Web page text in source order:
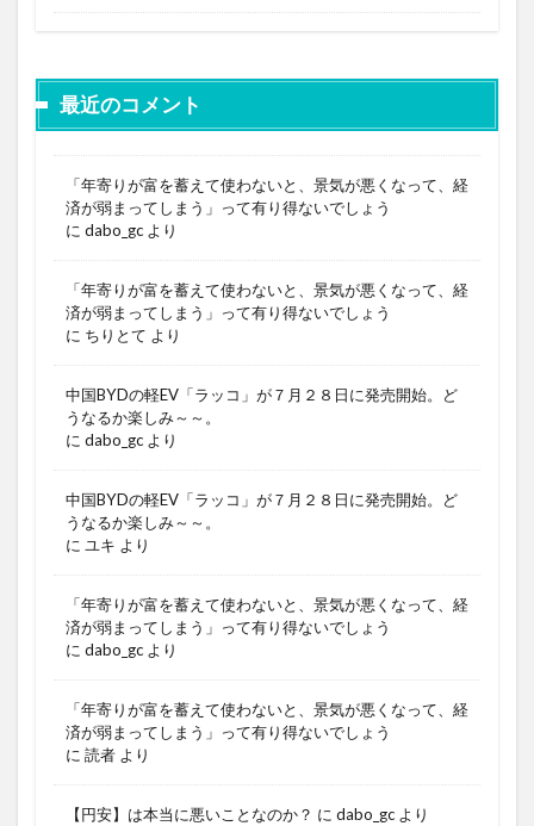
最近のコメント
「年寄りが富を蓄えて使わないと、景気が悪くなって、経
済が弱まってしまう」って有り得ないでしょう
に dabo_gc より
「年寄りが富を蓄えて使わないと、景気が悪くなって、経
済が弱まってしまう」って有り得ないでしょう
に ちりとて より
中国BYDの軽EV「ラッコ」が７月２８日に発売開始。ど
うなるか楽しみ～～。
に dabo_gc より
中国BYDの軽EV「ラッコ」が７月２８日に発売開始。ど
うなるか楽しみ～～。
に ユキ より
「年寄りが富を蓄えて使わないと、景気が悪くなって、経
済が弱まってしまう」って有り得ないでしょう
に dabo_gc より
「年寄りが富を蓄えて使わないと、景気が悪くなって、経
済が弱まってしまう」って有り得ないでしょう
に 読者 より
【円安】は本当に悪いことなのか？ に dabo_gc より